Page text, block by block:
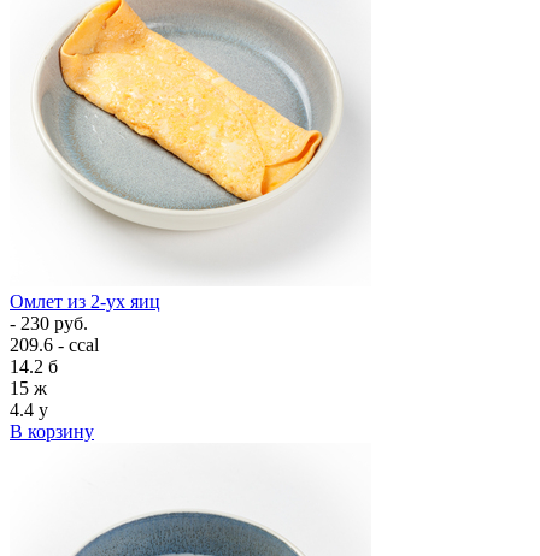
Омлет из 2-ух яиц
- 230 руб.
209.6 - ccal
14.2 б
15 ж
4.4 у
В корзину